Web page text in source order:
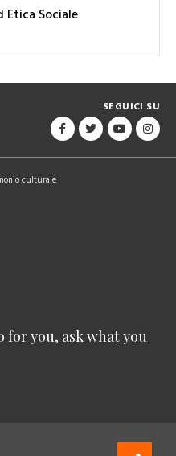
Etica Sociale
SEGUICI SU
culturale
for you, ask what you